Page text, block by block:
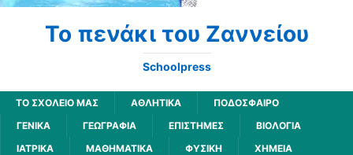
Το πενάκι του Ζαννείου
Schoolpress
ΤΟ ΣΧΟΛΕΙΟ ΜΑΣ ΑΘΛΗΤΙΚΆ
ΠΟΔΌΣΦΑΙΡΟ
ΓΕΝΙΚΆ
ΓΕΩΓΡΑΦΊΑ ΕΠΙΣΤΉΜΕΣ
ΒΙΟΛΟΓΊΑ
ΙΑΤΡΙΚΆ
ΜΑΘΗΜΑΤΙΚΆ ΦΥΣΙΚΉ
ΧΗΜΕΊΑ